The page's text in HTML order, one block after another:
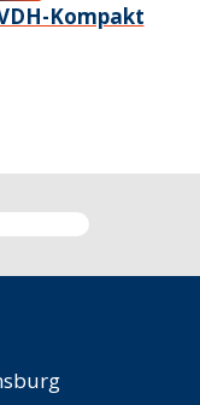
Kompakt